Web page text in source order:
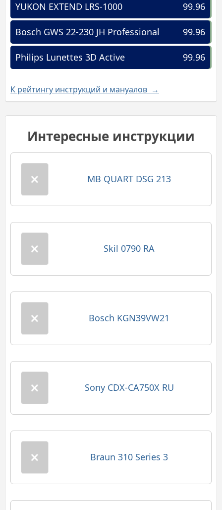
99.96
YUKON EXTEND LRS-1000
99.96
Bosch GWS 22-230 JH Professional
99.96
Philips Lunettes 3D Active
К рейтингу инструкций и мануалов →
Интересные инструкции
MB QUART DSG 213
Skil 0790 RA
Bosch KGN39VW21
Sony CDX-CA750X RU
Braun 310 Series 3